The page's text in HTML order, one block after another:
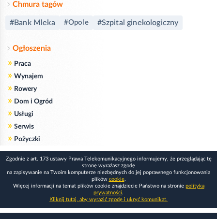
Chmura tagów
#Bank Mleka #Opole #Szpital ginekologiczny
Ogłoszenia
» Praca
» Wynajem
» Rowery
» Dom i Ogród
» Usługi
» Serwis
» Pożyczki
Zgodnie z art. 173 ustawy Prawa Telekomunikacyjnego informujemy, że przeglądając tę
stronę wyrażasz zgodę
na zapisywanie na Twoim komputerze niezbędnych do jej poprawnego funkcjonowania
plików cookie.
Więcej informacji na temat plików cookie znajdziecie Państwo na stronie polityka
prywatności.
Kliknij tutaj, aby wyrazić zgodę i ukryć komunikat.